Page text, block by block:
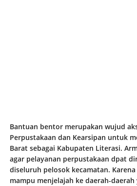
Bantuan bentor merupakan wujud
Perpustakaan dan Kearsipan untuk
Barat sebagai Kabupaten Literasi.
agar pelayanan perpustakaan dpat
diseluruh pelosok kecamatan.
mampu menjelajah ke daerah-